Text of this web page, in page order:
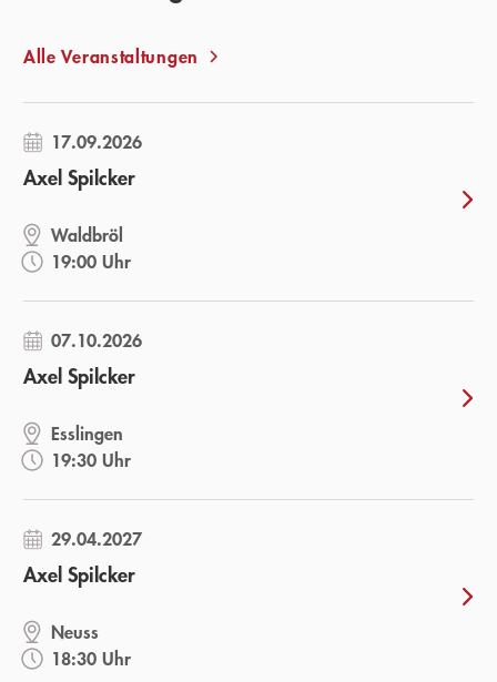
Alle Veranstaltungen
17.09.2026
Axel Spilcker
Waldbröl
19:00 Uhr
07.10.2026
Axel Spilcker
Esslingen
19:30 Uhr
29.04.2027
Axel Spilcker
Neuss
18:30 Uhr